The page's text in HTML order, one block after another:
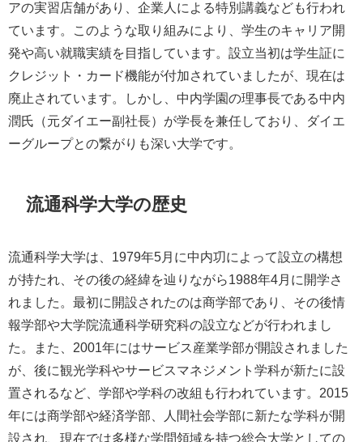
アの実習店舗があり、企業人による特別講義なども行われ
ています。このような取り組みにより、学生のキャリア開
発や高い就職実績を目指しています。設立当初は学生証に
クレジット・カード機能が付加されていましたが、現在は
廃止されています。しかし、中内学園の理事長である中内
潤氏（元ダイエー副社長）が学長を兼任しており、ダイエ
ーグループとの繋がりも深い大学です。
流通科学大学の歴史
流通科学大学は、1979年5月に中内㓛によって設立の構想
が持たれ、その後の経緯を辿りながら1988年4月に開学さ
れました。最初に開設されたのは商学部であり、その後情
報学部や大学院流通科学研究科の設立などが行われまし
た。また、2001年にはサービス産業学部が開設されました
が、後に観光学科やサービスマネジメント学科が新たに設
置されるなど、学部や学科の改組も行われています。2015
年には商学部や経済学部、人間社会学部に新たな学科が開
設され、現在では多様な学問領域を持つ総合大学としての